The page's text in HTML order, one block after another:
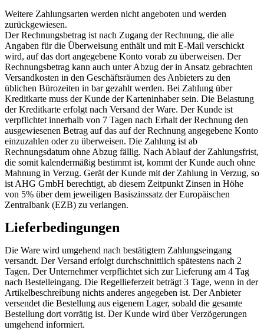
Weitere Zahlungsarten werden nicht angeboten und werden
zurückgewiesen.
Der Rechnungsbetrag ist nach Zugang der Rechnung, die alle
Angaben für die Überweisung enthält und mit E-Mail verschickt
wird, auf das dort angegebene Konto vorab zu überweisen. Der
Rechnungsbetrag kann auch unter Abzug der in Ansatz gebrachten
Versandkosten in den Geschäftsräumen des Anbieters zu den
üblichen Bürozeiten in bar gezahlt werden. Bei Zahlung über
Kreditkarte muss der Kunde der Karteninhaber sein. Die Belastung
der Kreditkarte erfolgt nach Versand der Ware. Der Kunde ist
verpflichtet innerhalb von 7 Tagen nach Erhalt der Rechnung den
ausgewiesenen Betrag auf das auf der Rechnung angegebene Konto
einzuzahlen oder zu überweisen. Die Zahlung ist ab
Rechnungsdatum ohne Abzug fällig. Nach Ablauf der Zahlungsfrist,
die somit kalendermäßig bestimmt ist, kommt der Kunde auch ohne
Mahnung in Verzug. Gerät der Kunde mit der Zahlung in Verzug, so
ist AHG GmbH berechtigt, ab diesem Zeitpunkt Zinsen in Höhe
von 5% über dem jeweiligen Basiszinssatz der Europäischen
Zentralbank (EZB) zu verlangen.
Lieferbedingungen
Die Ware wird umgehend nach bestätigtem Zahlungseingang
versandt. Der Versand erfolgt durchschnittlich spätestens nach 2
Tagen. Der Unternehmer verpflichtet sich zur Lieferung am 4 Tag
nach Bestelleingang. Die Regellieferzeit beträgt 3 Tage, wenn in der
Artikelbeschreibung nichts anderes angegeben ist. Der Anbieter
versendet die Bestellung aus eigenem Lager, sobald die gesamte
Bestellung dort vorrätig ist. Der Kunde wird über Verzögerungen
umgehend informiert.